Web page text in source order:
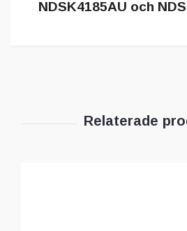
NDSK4185AU och